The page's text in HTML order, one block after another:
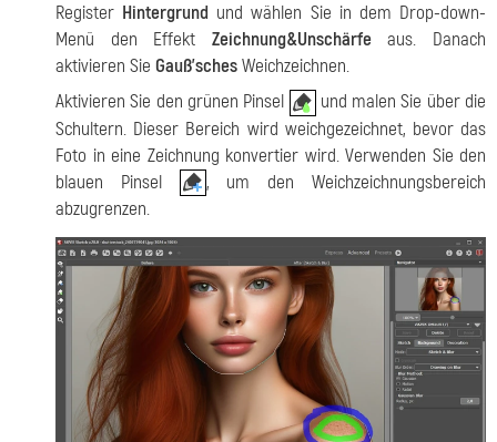
Register Hintergrund und wählen Sie in dem Drop-down-
Menü den Effekt Zeichnung&Unschärfeaus. Danach
aktivieren Sie Gauß'schesWeichzeichnen.
Aktivieren Sie den grünen Pinsel
und malen Sie über die
Schultern. Dieser Bereich wird weichgezeichnet, bevor das
Foto in eine Zeichnung konvertier wird. Verwenden Sie den
blauen Pinsel
, um den Weichzeichnungsbereich
abzugrenzen.